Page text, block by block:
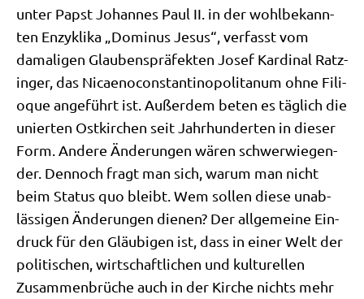
unter Papst Johan­nes Paul II. in der wohl­be­kann­
ten Enzy­kli­ka „Domi­nus Jesus“, ver­fasst vom
dama­li­gen Glau­bens­prä­fek­ten Josef Kar­di­nal Ratz­
in­ger, das Nicae­no­con­stan­ti­no­po­li­ta­num ohne Fili­
o­que ange­führt ist. Außer­dem beten es täg­lich die
unier­ten Ost­kir­chen seit Jahr­hun­der­ten in die­ser
Form. Ande­re Ände­run­gen wären schwer­wie­gen­
der. Den­noch fragt man sich, war­um man nicht
beim Sta­tus quo bleibt. Wem sol­len die­se unab­
läs­si­gen Ände­run­gen die­nen? Der all­ge­mei­ne Ein­
druck für den Gläu­bi­gen ist, dass in einer Welt der
poli­ti­schen, wirt­schaft­li­chen und kul­tu­rel­len
Zusam­men­brü­che auch in der Kir­che nichts mehr